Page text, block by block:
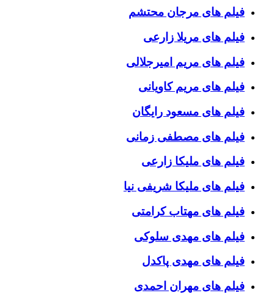
فیلم های مرجان محتشم
فیلم های مریلا زارعی
فیلم های مریم امیرجلالی
فیلم های مریم کاویانی
فیلم های مسعود رایگان
فیلم های مصطفی زمانی
فیلم های ملیکا زارعی
فیلم های ملیکا شریفی نیا
فیلم های مهتاب کرامتی
فیلم های مهدی سلوکی
فیلم های مهدی پاکدل
فیلم های مهران احمدی